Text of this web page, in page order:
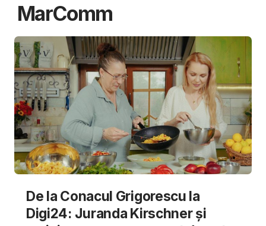
MarComm
De la Conacul Grigorescu la
Digi24: Juranda Kirschner și